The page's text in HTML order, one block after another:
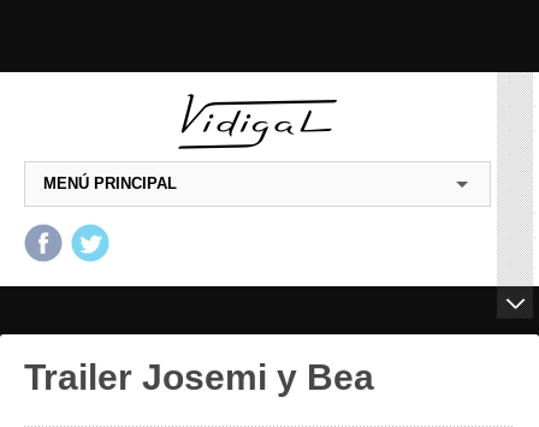
MENÚ PRINCIPAL
Trailer Josemi y Bea